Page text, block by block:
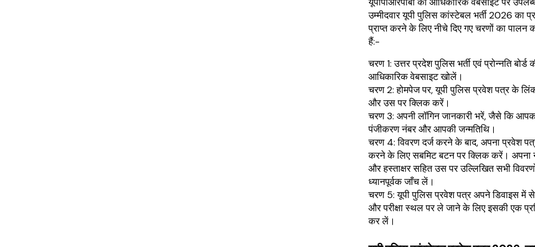
उम्मीदवार यूपी पुलिस कांस्टेबल भर्ती 2026 का
प्राप्त करने के लिए नीचे दिए गए चरणों का
हैं:-
चरण 1: उत्तर प्रदेश पुलिस भर्ती एवं प्रोन्नति बोर्ड
आधिकारिक वेबसाइट खोलें।
चरण 2: होमपेज पर, यूपी पुलिस प्रवेश पत्र के
और उस पर क्लिक करें।
चरण 3: अपनी लॉगिन जानकारी भरें, जैसे कि
पंजीकरण नंबर और आपकी जन्मतिथि।
चरण 4: विवरण दर्ज करने के बाद, अपना प्रवेश
करने के लिए सबमिट बटन पर क्लिक करें। अपना
और हस्ताक्षर सहित उस पर उल्लिखित सभी
ध्यानपूर्वक जाँच लें।
चरण 5: यूपी पुलिस प्रवेश पत्र अपने डिवाइस में
और परीक्षा स्थल पर ले जाने के लिए इसकी एक
कर लें।